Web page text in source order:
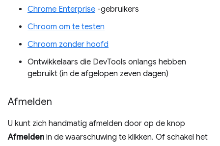
Chrome Enterprise -gebruikers
Chroom om te testen
Chroom zonder hoofd
Ontwikkelaars die DevTools onlangs hebben
gebruikt (in de afgelopen zeven dagen)
Afmelden
U kunt zich handmatig afmelden door op de knop
Afmelden in de waarschuwing te klikken. Of schakel het